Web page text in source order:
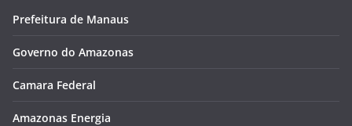
Prefeitura de Manaus
Governo do Amazonas
Camara Federal
Amazonas Energia